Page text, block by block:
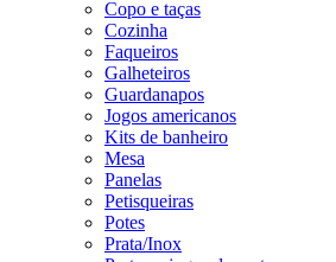
Copo e taças
Cozinha
Faqueiros
Galheteiros
Guardanapos
Jogos americanos
Kits de banheiro
Mesa
Panelas
Petisqueiras
Potes
Prata/Inox